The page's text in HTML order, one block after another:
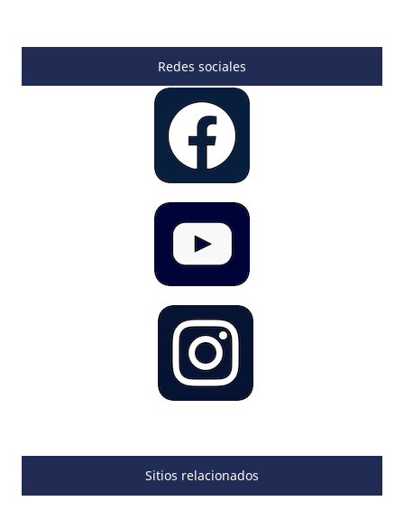
Redes sociales
Sitios relacionados